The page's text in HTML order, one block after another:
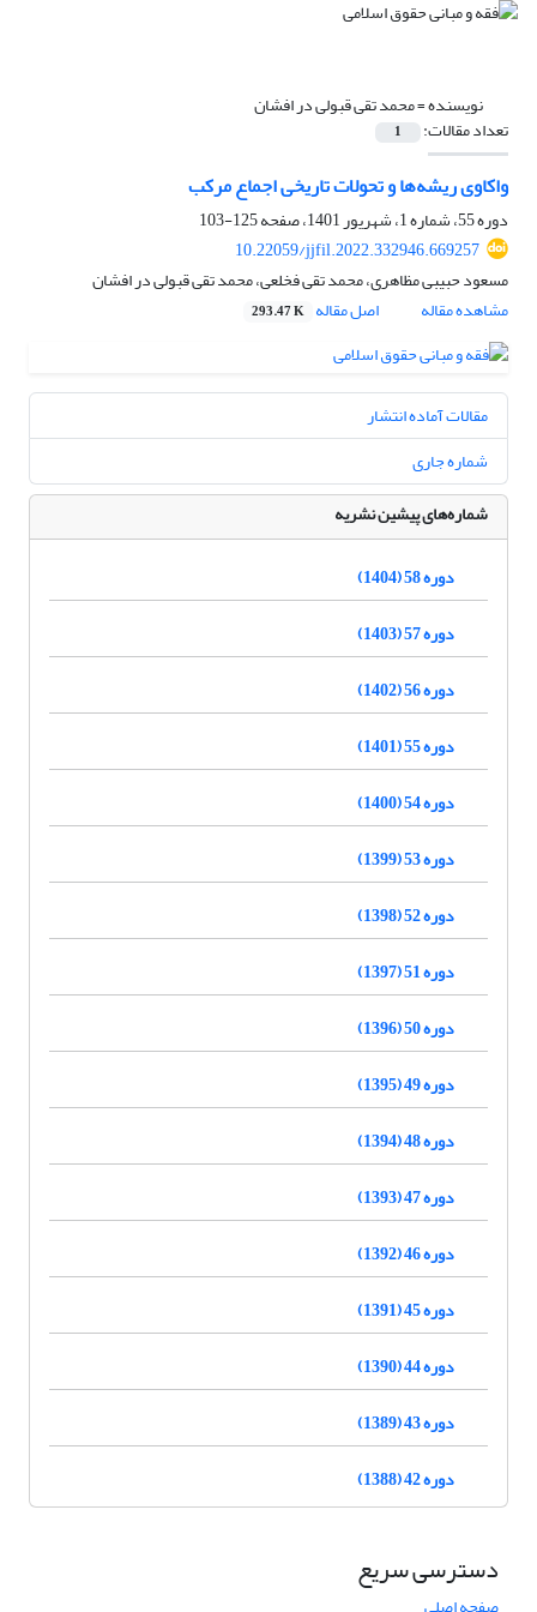
نویسنده =محمد تقی قبولی در افشان
تعداد مقالات: 1
واکاوی ریشه‌ها و تحولات تاریخی اجماع مرکب
دوره 55، شماره 1، شهریور 1401، صفحه
125-103
10.22059/jjfil.2022.332946.669257
مسعود حبیبی مظاهری، محمد تقی فخلعی، محمد تقی قبولی در افشان
مشاهده مقاله
اصل مقاله 293.47 K
مقالات آماده انتشار
شماره جاری
شماره‌های پیشین نشریه
دوره 58 (1404)
دوره 57 (1403)
دوره 56 (1402)
دوره 55 (1401)
دوره 54 (1400)
دوره 53 (1399)
دوره 52 (1398)
دوره 51 (1397)
دوره 50 (1396)
دوره 49 (1395)
دوره 48 (1394)
دوره 47 (1393)
دوره 46 (1392)
دوره 45 (1391)
دوره 44 (1390)
دوره 43 (1389)
دوره 42 (1388)
دسترسی سریع